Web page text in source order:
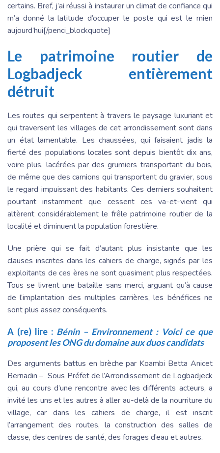
certains. Bref, j’ai réussi à instaurer un climat de confiance qui
m’a donné la latitude d’occuper le poste qui est le mien
aujourd’hui[/penci_blockquote]
Le patrimoine routier de
Logbadjeck entièrement
détruit
Les routes qui serpentent à travers le paysage luxuriant et
qui traversent les villages de cet arrondissement sont dans
un état lamentable. Les chaussées, qui faisaient jadis la
fierté des populations locales sont depuis bientôt dix ans,
voire plus, lacérées par des grumiers transportant du bois,
de même que des camions qui transportent du gravier, sous
le regard impuissant des habitants. Ces derniers souhaitent
pourtant instamment que cessent ces va-et-vient qui
altèrent considérablement le frêle patrimoine routier de la
localité et diminuent la population forestière.
Une prière qui se fait d’autant plus insistante que les
clauses inscrites dans les cahiers de charge, signés par les
exploitants de ces ères ne sont quasiment plus respectées.
Tous se livrent une bataille sans merci, arguant qu’à cause
de l’implantation des multiples carrières, les bénéfices ne
sont plus assez conséquents.
A (re) lire : Bénin – Environnement : Voici ce que
proposent les ONG du domaine aux duos candidats
Des arguments battus en brèche par Koambi Betta Anicet
Bernadin – Sous Préfet de l’Arrondissement de Logbadjeck
qui, au cours d’une rencontre avec les différents acteurs, a
invité les uns et les autres à aller au-delà de la nourriture du
village, car dans les cahiers de charge, il est inscrit
l’arrangement des routes, la construction des salles de
classe, des centres de santé, des forages d’eau et autres.